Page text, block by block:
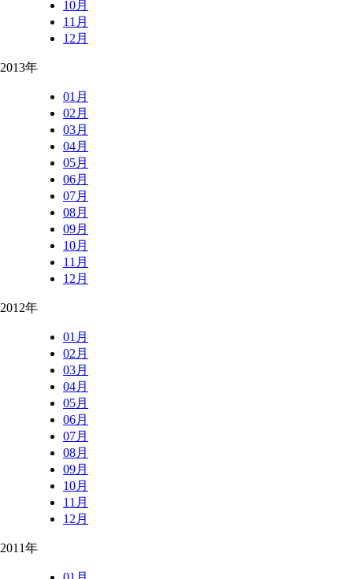
10月
11月
12月
2013年
01月
02月
03月
04月
05月
06月
07月
08月
09月
10月
11月
12月
2012年
01月
02月
03月
04月
05月
06月
07月
08月
09月
10月
11月
12月
2011年